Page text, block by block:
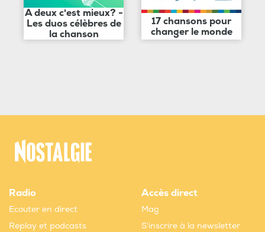
A deux c'est mieux? -
Les duos célèbres de
la chanson
17 chansons pour
changer le monde
Radio
Ecouter en direct
Replay et podcasts
Accès direct
Mag
S'inscrire à la newsletter